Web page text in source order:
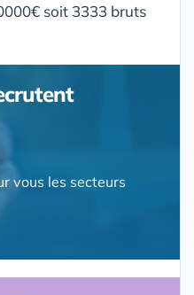
soit 3333 bruts
vous les secteurs